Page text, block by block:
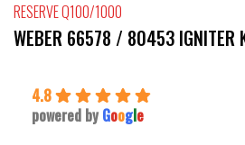
RESERVE Q100/1000
WEBER 66578 / 80453
4.8
powered by Google